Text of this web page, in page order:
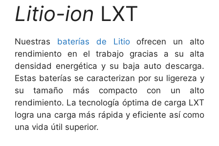
Litio-ion LXT
Nuestras baterías de Litioofrecen un alto
rendimiento en el trabajo gracias a su alta
densidad energética y su baja auto descarga.
Estas baterías se caracterizan por su ligereza y
su tamaño más compacto con un alto
rendimiento. La tecnología óptima de carga LXT
logra una carga más rápida y eficiente así como
una vida útil superior.